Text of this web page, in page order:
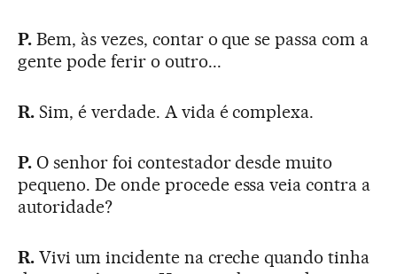
P. Bem, às vezes, contar o que se passa com a
gente pode ferir o outro...
R.Sim, é verdade. A vida é complexa.
P. O senhor foi contestador desde muito
pequeno. De onde procede essa veia contra a
autoridade?
R.Vivi um incidente na creche quando tinha